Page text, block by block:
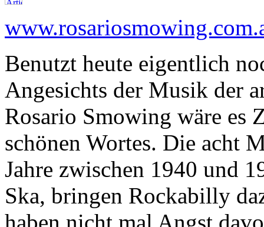
Benutzt heute eigentlich
Angesichts der Musik der
Rosario Smowing wäre es
schönen Wortes. Die acht
Jahre zwischen 1940 und
Ska, bringen Rockabilly
haben nicht mal Angst